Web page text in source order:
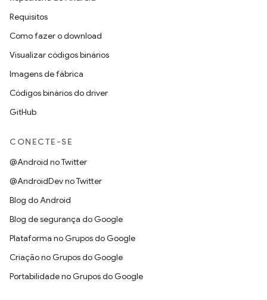
Requisitos
Como fazer o download
Visualizar códigos binários
Imagens de fábrica
Códigos binários do driver
GitHub
CONECTE-SE
@Android no Twitter
@AndroidDev no Twitter
Blog do Android
Blog de segurança do Google
Plataforma no Grupos do Google
Criação no Grupos do Google
Portabilidade no Grupos do Google